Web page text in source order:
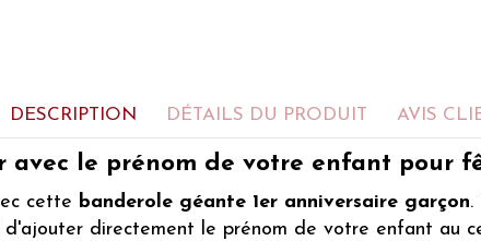
DESCRIPTION DÉTAILS DU PRODUIT AVIS
le prénom de votre enfant pour
cette banderole géante 1er anniversaire garçon.
directement le prénom de votre enfant au